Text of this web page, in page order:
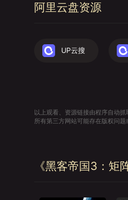
阿里云盘资源
UP云搜
以上观看、资源链接由程序自动
所有第三方网站可能存在版权问
《黑客帝国3：矩